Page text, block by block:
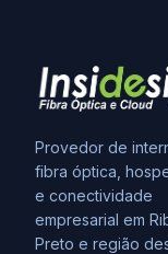
Provedor de
fibra óptica,
e conectividade
empresarial em
Preto e região